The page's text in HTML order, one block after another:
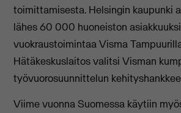
toimittamisesta. Helsingin kaupunki
lähes 60 000 huoneiston
vuokraustoimintaa Visma
Hätäkeskuslaitos valitsi Visman
työvuorosuunnittelun
Viime vuonna Suomessa käytiin